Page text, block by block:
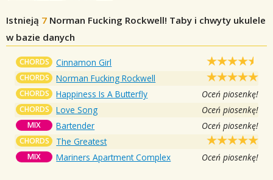
Istnieją 7 Norman Fucking Rockwell! Taby i chwyty ukulele
w bazie danych
CHORDS Cinnamon Girl
CHORDS Norman Fucking Rockwell
CHORDS Happiness Is A Butterfly Oceń piosenkę!
CHORDS Love Song Oceń piosenkę!
MIX Bartender Oceń piosenkę!
CHORDS The Greatest
MIX Mariners Apartment Complex Oceń piosenkę!